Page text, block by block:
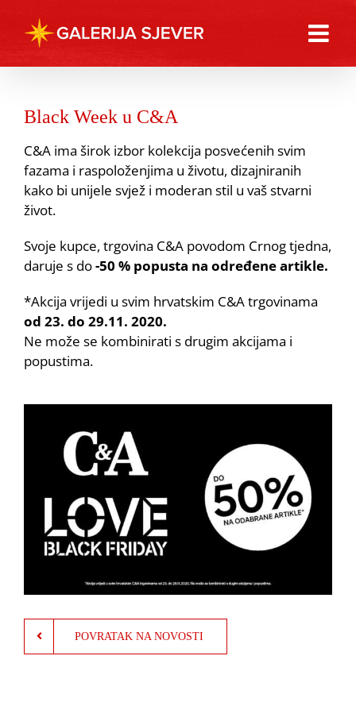
content
Black Week u C&A
C&A ima širok izbor kolekcija posvećenih svim
fazama i raspoloženjima u životu, dizajniranih
kako bi unijele svjež i moderan stil u vaš stvarni
život.
Svoje kupce, trgovina C&A povodom Crnog tjedna,
daruje s do-50 % popusta na određene artikle.
*Akcija vrijedi u svim hrvatskim C&A trgovinama
od 23. do 29.11. 2020.
Ne može se kombinirati s drugim akcijama i
popustima.
POVRATAK NA NOVOSTI